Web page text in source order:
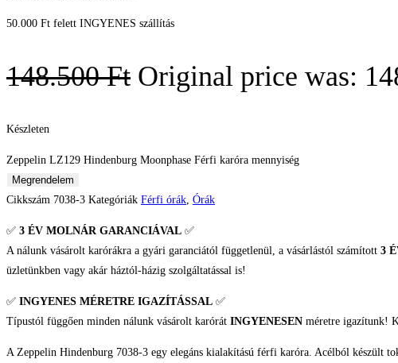
50.000 Ft felett INGYENES szállítás
148.500Ft Original price was:
Készleten
Zeppelin LZ129 Hindenburg Moonphase Férfi karóra mennyiség
Megrendelem
Cikkszám 7038-3 Kategóriák Férfi órák, Órák
✅ 3 ÉV MOLNÁR GARANCIÁVAL ✅
A nálunk vásárolt karórákra a gyári garanciától függetlenül, a vásárlástól számított 3
üzletünkben vagy akár háztól-házig szolgáltatással is!
✅ INGYENES MÉRETRE IGAZÍTÁSSAL ✅
Típustól függően minden nálunk vásárolt karórát INGYENESEN méretre igazítunk!
A Zeppelin Hindenburg 7038-3 egy elegáns kialakítású férfi karóra. Acélból készült